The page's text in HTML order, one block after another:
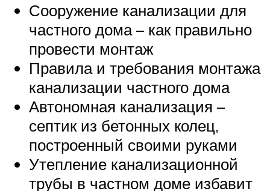
Сооружение канализации для
частного дома – как правильно
провести монтаж
Правила и требования монтажа
канализации частного дома
Автономная канализация –
септик из бетонных колец,
построенный своими руками
Утепление канализационной
трубы в частном доме избавит